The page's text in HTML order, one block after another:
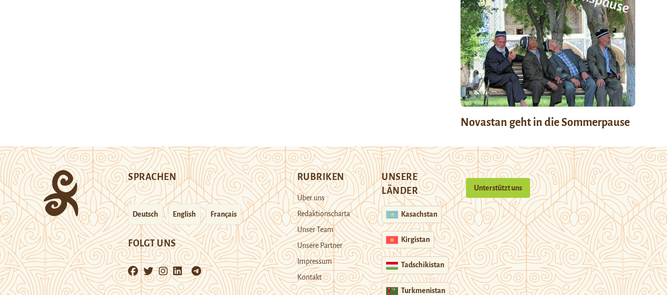
Novastan geht in die Sommerpause
SPRACHEN
Deutsch English Français
FOLGT UNS
RUBRIKEN
Über uns
Redaktionscharta
Unser Team
Unsere Partner
Impressum
Kontakt
UNSERE
LÄNDER
Kasachstan
Kirgistan
Tadschikistan
Turkmenistan
Unterstützt uns